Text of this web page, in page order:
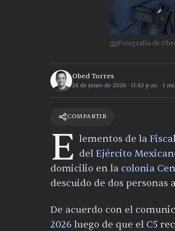
Fotografía de
Obed Torres
24 de junio de 2026 · 11:43 p.m. · 1
COMPARTIR
E lementos de la
del Ejército
domicilio en la colonia
descuido de dos personas
De acuerdo con el
2026 luego de que el C5